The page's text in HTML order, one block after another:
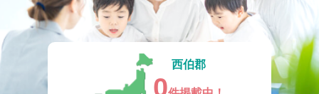
西伯郡
0